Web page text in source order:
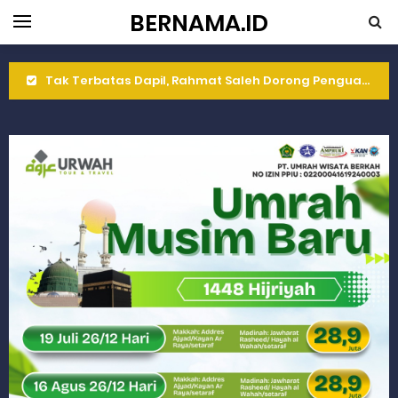
BERNAMA.ID
Tak Terbatas Dapil, Rahmat Saleh Dorong Penguatan Pertanian di Kabupaten Agam
Rahmat Saleh Resmikan Hunian Tetap KARTA untuk Korban Banjir Bandang di Sumbar
Gelar Musdalub, Ini Tujuan Partai Demokrat Sumbar
Wakili Gubernur Sumbar, Kabiro Kesra Hadiri dan Berikan Arahan pada MTQ Nasional ke-50 Tingkat Kec. Sungai Limau
RELIS KEJAKSAAN TINGGI SUMATERA BARAT
RELIS KEJAKSAAN TINGGI SUMATERA BARAT
RELIS KEJAKSAAN TINGGI SUMATERA BARAT
Peringati Hari Koperasi ke-79, Wagub Sumbar Dorong Koperasi Jadi Motor Penggerak Ekonomi Rakyat